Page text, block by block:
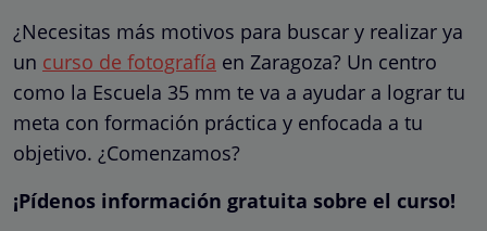
¿Necesitas más motivos para buscar y realizar ya
un curso de fotografía en Zaragoza? Un centro
como la Escuela 35 mm te va a ayudar a lograr tu
meta con formación práctica y enfocada a tu
objetivo. ¿Comenzamos?
¡Pídenos información gratuita sobre el curso!